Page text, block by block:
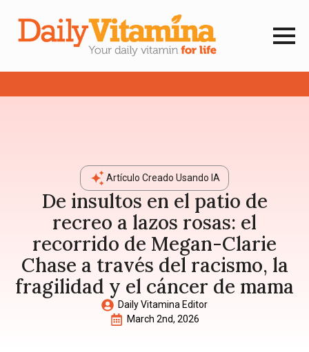
Artículo Creado Usando IA
De insultos en el patio de
recreo a lazos rosas: el
recorrido de Megan-Clarie
Chase a través del racismo, la
fragilidad y el cáncer de mama
Daily Vitamina Editor
March 2nd, 2026